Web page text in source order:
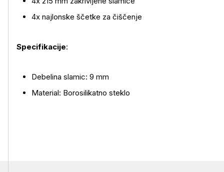
4x najlonske ščetke za čiščenje
Specifikacije:
Debelina slamic: 9 mm
Material: Borosilikatno steklo